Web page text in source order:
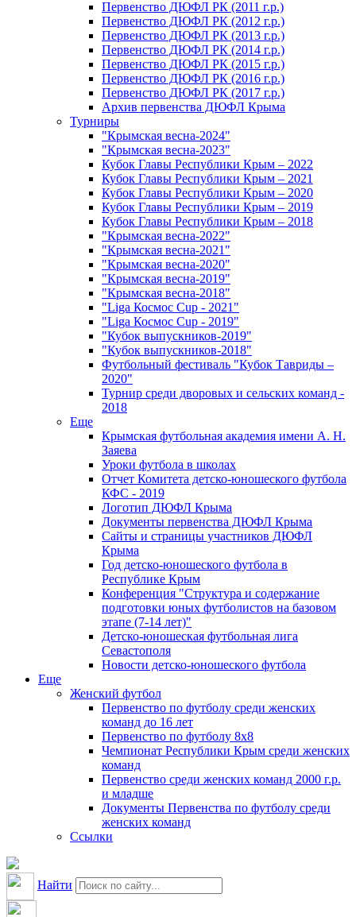
Первенство ДЮФЛ РК (2011 г.р.)
Первенство ДЮФЛ РК (2012 г.р.)
Первенство ДЮФЛ РК (2013 г.р.)
Первенство ДЮФЛ РК (2014 г.р.)
Первенство ДЮФЛ РК (2015 г.р.)
Первенство ДЮФЛ РК (2016 г.р.)
Первенство ДЮФЛ РК (2017 г.р.)
Архив первенства ДЮФЛ Крыма
Турниры
"Крымская весна-2024"
"Крымская весна-2023"
Кубок Главы Республики Крым – 2022
Кубок Главы Республики Крым – 2021
Кубок Главы Республики Крым – 2020
Кубок Главы Республики Крым – 2019
Кубок Главы Республики Крым – 2018
"Крымская весна-2022"
"Крымская весна-2021"
"Крымская весна-2020"
"Крымская весна-2019"
"Крымская весна-2018"
"Liga Космос Cup - 2021"
"Liga Космос Cup - 2019"
"Кубок выпускников-2019"
"Кубок выпускников-2018"
Футбольный фестиваль "Кубок Тавриды –
2020"
Турнир среди дворовых и сельских команд -
2018
Еще
Крымская футбольная академия имени А. Н.
Заяева
Уроки футбола в школах
Отчет Комитета детско-юношеского футбола
КФС - 2019
Логотип ДЮФЛ Крыма
Документы первенства ДЮФЛ Крыма
Сайты и страницы участников ДЮФЛ
Крыма
Год детско-юношеского футбола в
Республике Крым
Конференция "Структура и содержание
подготовки юных футболистов на базовом
этапе (7-14 лет)"
Детско-юношеская футбольная лига
Севастополя
Новости детско-юношеского футбола
Еще
Женский футбол
Первенство по футболу среди женских
команд до 16 лет
Первенство по футболу 8х8
Чемпионат Республики Крым среди женских
команд
Первенство среди женских команд 2000 г.р.
и младше
Документы Первенства по футболу среди
женских команд
Ссылки
Найти